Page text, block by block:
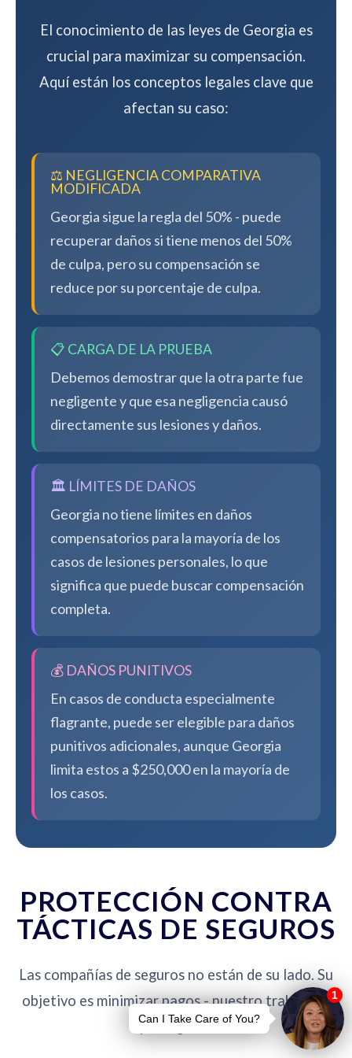
El conocimiento de las leyes de Georgia es
crucial para maximizar su compensación.
Aquí están los conceptos legales clave que
afectan su caso:
⚖️ NEGLIGENCIA COMPARATIVA
MODIFICADA
Georgia sigue la regla del 50% - puede
recuperar daños si tiene menos del 50%
de culpa, pero su compensación se
reduce por su porcentaje de culpa.
📋 CARGA DE LA PRUEBA
Debemos demostrar que la otra parte fue
negligente y que esa negligencia causó
directamente sus lesiones y daños.
🏛️ LÍMITES DE DAÑOS
Georgia no tiene límites en daños
compensatorios para la mayoría de los
casos de lesiones personales, lo que
significa que puede buscar compensación
completa.
💰 DAÑOS PUNITIVOS
En casos de conducta especialmente
flagrante, puede ser elegible para daños
punitivos adicionales, aunque Georgia
limita estos a $250,000 en la mayoría de
los casos.
PROTECCIÓN CONTRA
TÁCTICAS DE SEGUROS
Las compañías de seguros no están de su lado. Su
objetivo es minimizar pagos - nuestro trabajo es
protegerlo.